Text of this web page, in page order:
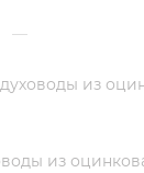
—
из
из